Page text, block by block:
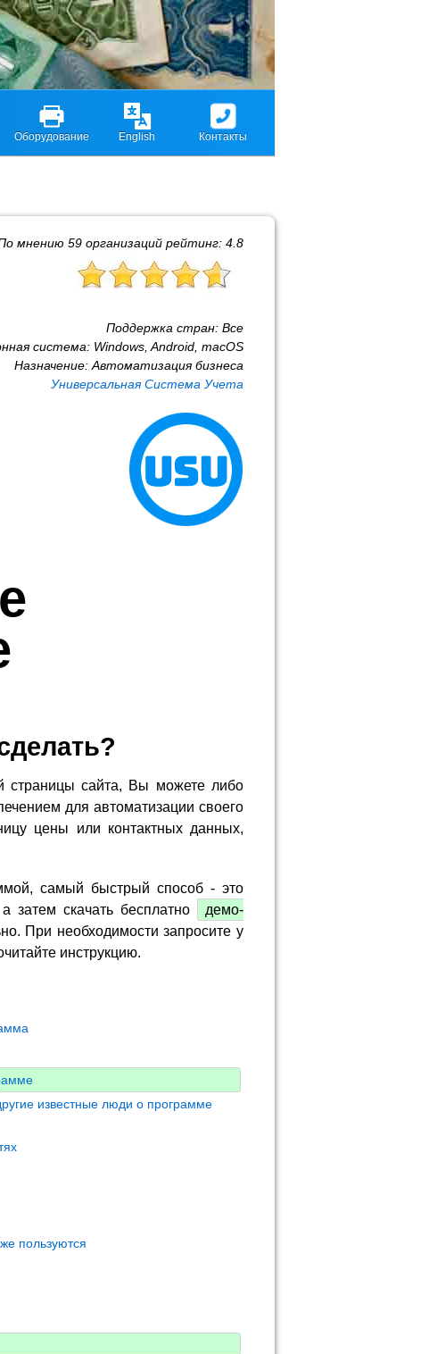
Оборудование English Контакты
мнению 59 организаций рейтинг: 4.8
Поддержка стран: Все
система: Windows, Android, macOS
Назначение: Автоматизация бизнеса
Универсальная Система Учета
страницы сайта, Вы можете либо
для автоматизации своего
цены или контактных данных,
самый быстрый способ - это
затем скачать бесплатно
демо-
При необходимости запросите у
инструкцию.
известные люди о программе
пользуются